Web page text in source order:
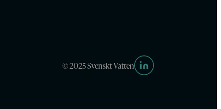
© 2025 Svenskt Vatten